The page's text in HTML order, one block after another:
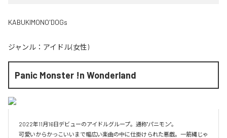
KABUKIMONO'DOGs
ジャンル： アイドル(女性)
Panic Monster !n Wonderland
2022年11月16日デビューのアイドルグループ。通称"パニモン"。
可愛いからかっこいいまで幅広い楽曲の中に仕掛けられた悪戯。一筋縄じゃ